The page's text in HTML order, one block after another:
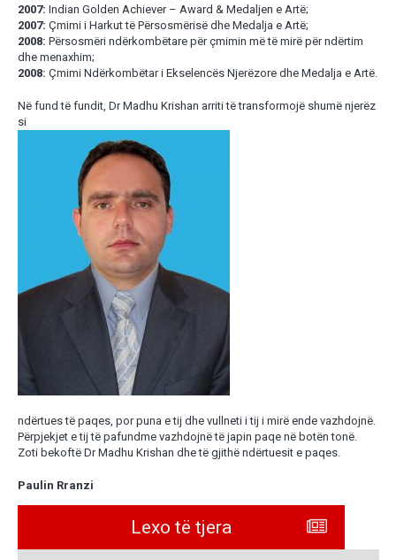
2007: Indian Golden Achiever – Award & Medaljen e Artë;
2007: Çmimi i Harkut të Përsosmërisë dhe Medalja e Artë;
2008: Përsosmëri ndërkombëtare për çmimin më të mirë për ndërtim
dhe menaxhim;
2008: Çmimi Ndërkombëtar i Ekselencës Njerëzore dhe Medalja e Artë.
Në fund të fundit, Dr Madhu Krishan arriti të transformojë shumë njerëz
si
ndërtues të paqes, por puna e tij dhe vullneti i tij i mirë ende vazhdojnë.
Përpjekjet e tij të pafundme vazhdojnë të japin paqe në botën tonë.
Zoti bekoftë Dr Madhu Krishan dhe të gjithë ndërtuesit e paqes.
Paulin Rranzi
Lexo të tjera